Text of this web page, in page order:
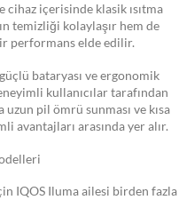
cihaz içerisinde klasik ısıtma
temizliği kolaylaşır hem de
performans elde edilir.
bataryası ve ergonomik
kullanıcılar tarafından
pil ömrü sunması ve kısa
avantajları arasında yer alır.
IQOS Iluma ailesi birden fazla